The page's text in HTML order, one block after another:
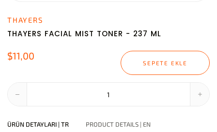
THAYERS
THAYERS FACIAL MIST TONER - 237 ML
$11,00
SEPETE EKLE
ÜRÜN DETAYLARI | TR PRODUCT DETAILS | EN